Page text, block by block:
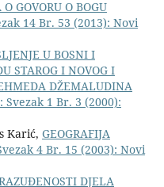
GOVORU O BOGU
14 Br. 53 (2013): Novi
U BOSNI I
STAROG I NOVOG I
DŽEMALUDINA
1 Br. 3 (2000):
Karić, GEOGRAFIJA
4 Br. 15 (2003): Novi
DJELA